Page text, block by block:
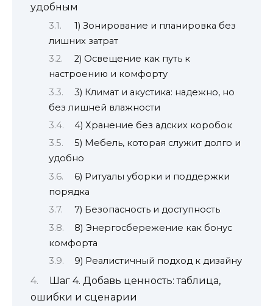
удобным
1) Зонирование и планировка без
лишних затрат
2) Освещение как путь к
настроению и комфорту
3) Климат и акустика: надежно, но
без лишней влажности
4) Хранение без адских коробок
5) Мебель, которая служит долго и
удобно
6) Ритуалы уборки и поддержки
порядка
7) Безопасность и доступность
8) Энергосбережение как бонус
комфорта
9) Реалистичный подход к дизайну
Шаг 4. Добавь ценность: таблица,
ошибки и сценарии